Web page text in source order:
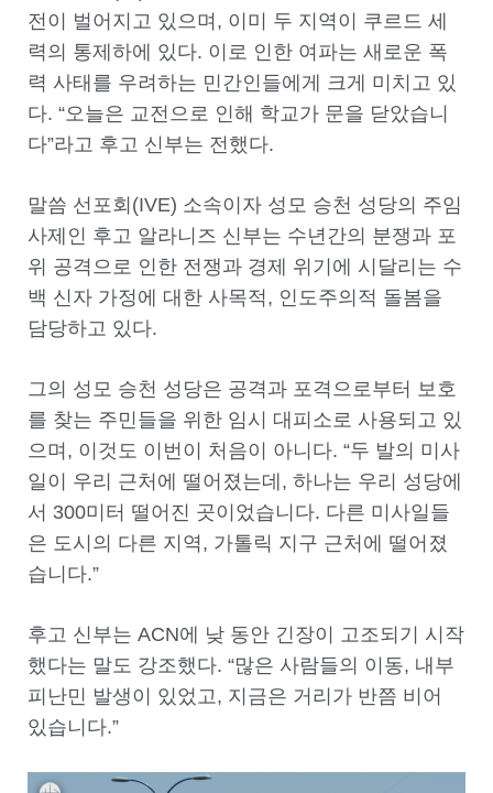
전이 벌어지고 있으며, 이미 두 지역이 쿠르드 세
력의 통제하에 있다. 이로 인한 여파는 새로운 폭
력 사태를 우려하는 민간인들에게 크게 미치고 있
다. “오늘은 교전으로 인해 학교가 문을 닫았습니
다”라고 후고 신부는 전했다.
말씀 선포회(IVE) 소속이자 성모 승천 성당의 주임
사제인 후고 알라니즈 신부는 수년간의 분쟁과 포
위 공격으로 인한 전쟁과 경제 위기에 시달리는 수
백 신자 가정에 대한 사목적, 인도주의적 돌봄을
담당하고 있다.
그의 성모 승천 성당은 공격과 포격으로부터 보호
를 찾는 주민들을 위한 임시 대피소로 사용되고 있
으며, 이것도 이번이 처음이 아니다. “두 발의 미사
일이 우리 근처에 떨어졌는데, 하나는 우리 성당에
서 300미터 떨어진 곳이었습니다. 다른 미사일들
은 도시의 다른 지역, 가톨릭 지구 근처에 떨어졌
습니다.”
후고 신부는 ACN에 낮 동안 긴장이 고조되기 시작
했다는 말도 강조했다. “많은 사람들의 이동, 내부
피난민 발생이 있었고, 지금은 거리가 반쯤 비어
있습니다.”